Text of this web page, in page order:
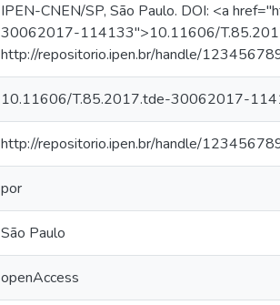
IPEN-CNEN/SP, São Paulo. DOI: <a
30062017-114133">10.11606/
http://repositorio.ipen.br/handle/
10.11606/T.85.2017.tde-30062017-
http://repositorio.ipen.br/handle/
por
São Paulo
openAccess